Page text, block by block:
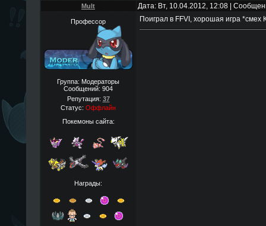
Mult Дата: Вт, 10.04.2012, 12:08 |
Профессор
Группа: Модераторы
Сообщений: 904
Репутация: 37
Статус: Оффлайн
Покемоны сайта:
Награды:
Поиграл в FFVI, хорошая игра *смех